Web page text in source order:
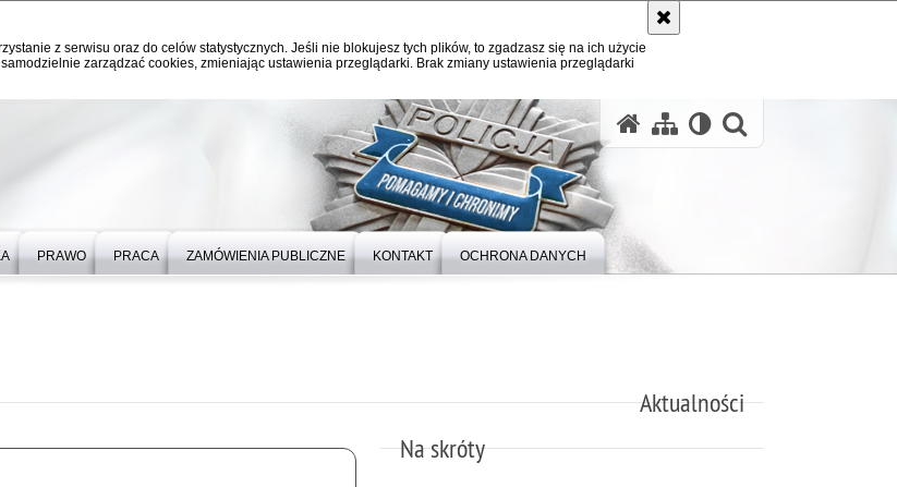
z serwisu oraz do celów statystycznych. Jeśli nie blokujesz tych plików, to zgadzasz się na ich użycie
zarządzać cookies, zmieniając ustawienia przeglądarki. Brak zmiany ustawienia przeglądarki
PRAWO PRACA ZAMÓWIENIA PUBLICZNE KONTAKT OCHRONA DANYCH
Aktualności
Na skróty